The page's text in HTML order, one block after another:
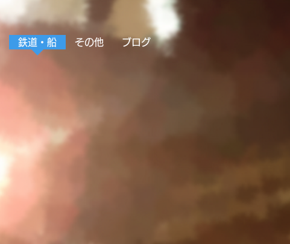
鉄道・船 その他 ブログ